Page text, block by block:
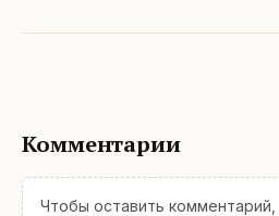
Комментарии
Чтобы оставить комментарий,